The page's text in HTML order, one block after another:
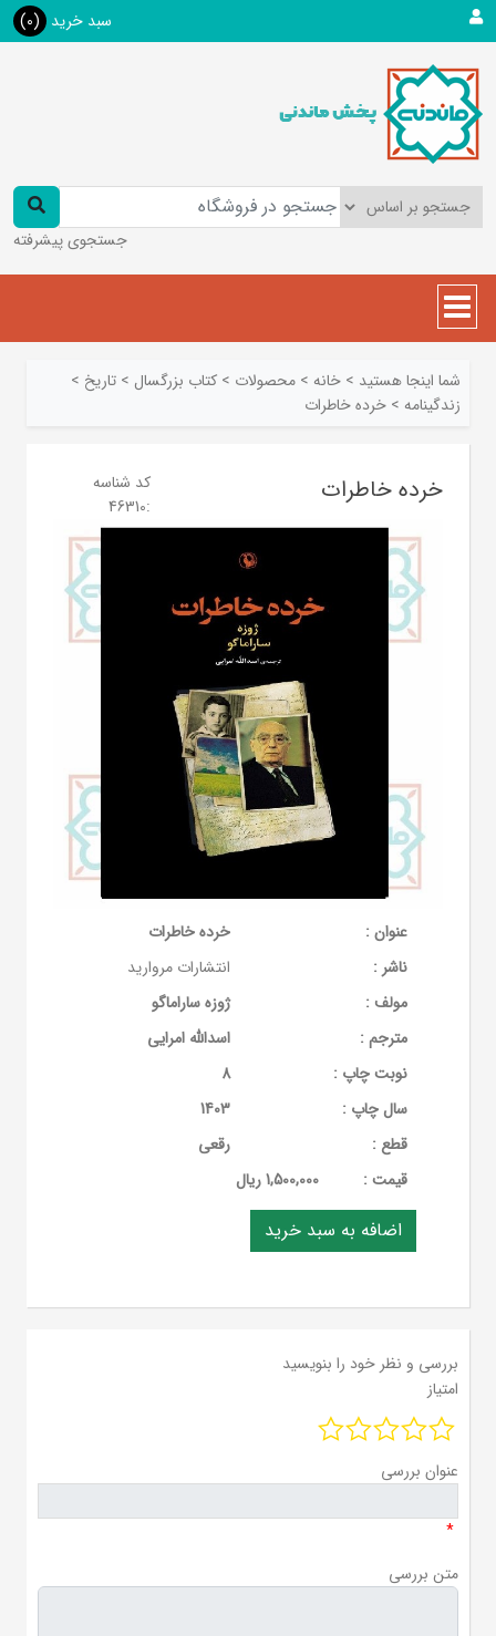
سبد خرید (0)
جستجوی پیشرفته
شما اینجا هستید > خانه > محصولات > کتاب بزرگسال > تاريخ >
زندگينامه > خرده خاطرات
خرده خاطرات
کد شناسه
:
46310
عنوان :
خرده خاطرات
ناشر :
انتشارات مروارید
مولف :
ژوزه ساراماگو
مترجم :
اسدالله امرایی
نوبت چاپ :
8
سال چاپ :
1403
قطع :
رقعی
قيمت :
1,500,000 ریال
بررسی و نظر خود را بنویسید
امتیاز
عنوان بررسی
*
متن بررسی